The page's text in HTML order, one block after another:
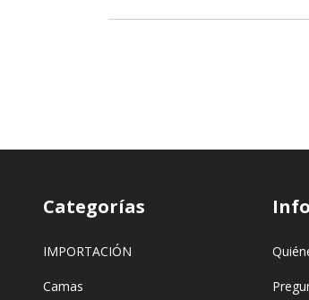
Categorías
IMPORTACIÓN
Camas